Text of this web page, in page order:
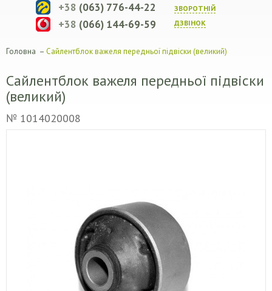
ЗВОРОТНIЙ
ДЗВIНОК
+38 (063) 776-44-22
+38 (066) 144-69-59
Головна – Сайлентблок важеля передньої підвіски (великий)
Сайлентблок важеля передньої підвіски
(великий)
№ 1014020008